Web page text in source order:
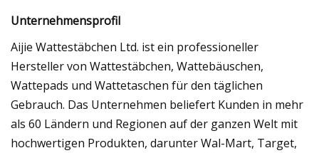
Unternehmensprofil
Aijie Wattestäbchen Ltd. ist ein professioneller
Hersteller von Wattestäbchen, Wattebäuschen,
Wattepads und Wattetaschen für den täglichen
Gebrauch. Das Unternehmen beliefert Kunden in mehr
als 60 Ländern und Regionen auf der ganzen Welt mit
hochwertigen Produkten, darunter Wal-Mart, Target,